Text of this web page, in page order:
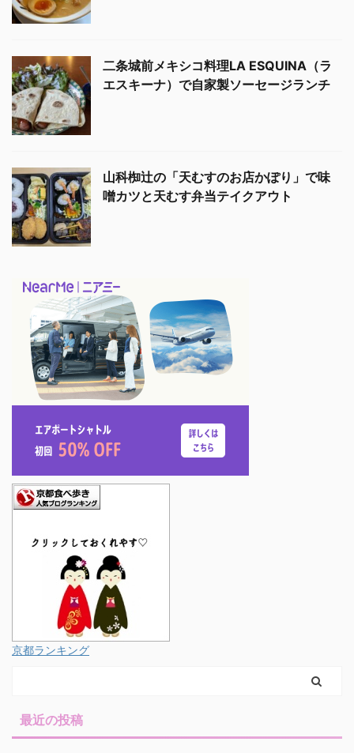
二条城前メキシコ料理LA ESQUINA（ラ
エスキーナ）で自家製ソーセージランチ
山科椥辻の「天むすのお店かぽり」で味
噌カツと天むす弁当テイクアウト
京都ランキング
最近の投稿